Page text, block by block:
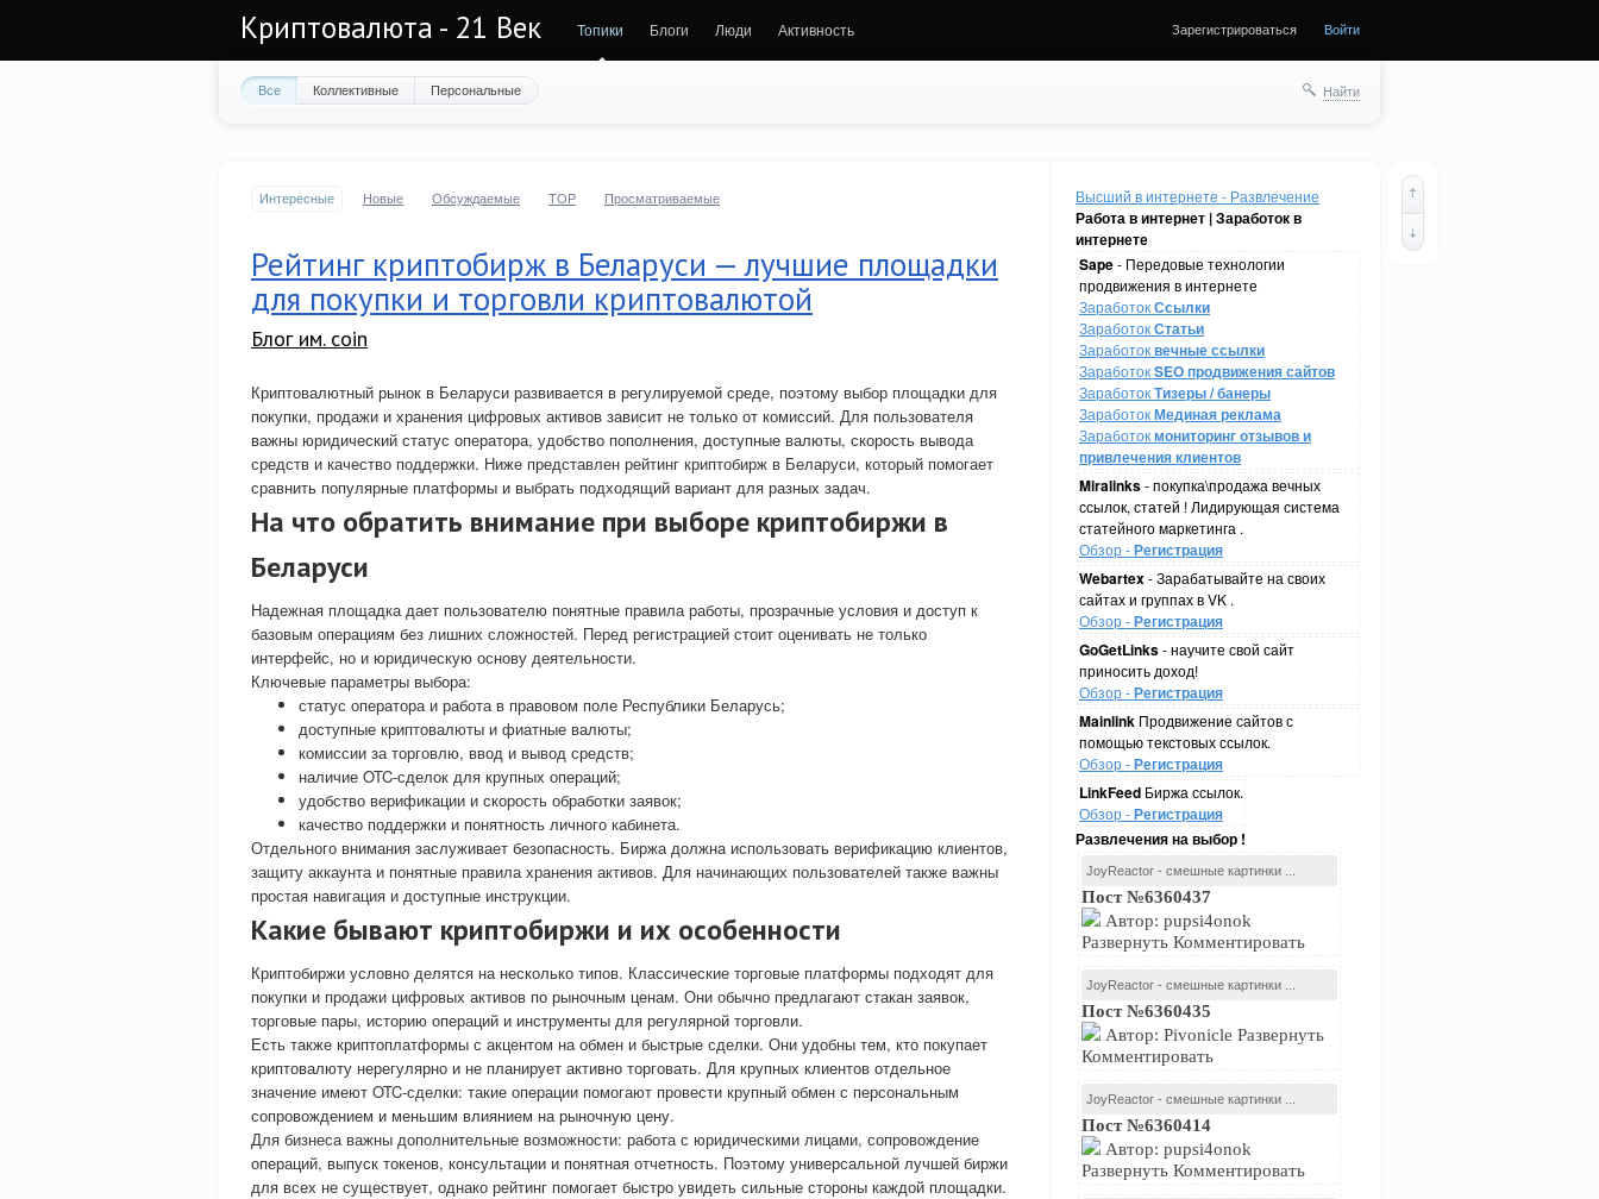
Криптовалюта - 21 Век Топики Блоги Люди Активность Зарегистрироваться Войти
Все Коллективные Персональные Найти
Высший в интернете - Развлечение
Работа в интернет | Заработок в
интернете
Sape- Передовые технологии
продвижения в интернете
ЗаработокСсылки
ЗаработокСтатьи
Заработоквечные ссылки
ЗаработокSEO продвижения сайтов
ЗаработокТизеры / банеры
ЗаработокМединая реклама
Заработокмониторинг отзывов и
привлечения клиентов
Miralinks- покупка\продажа вечных
ссылок, статей ! Лидирующая система
статейного маркетинга .
Обзор -Регистрация
Webartex- Зарабатывайте на своих
сайтах и группах в VK .
Обзор -Регистрация
GoGetLinks- научите свой сайт
приносить доход!
Обзор -Регистрация
Mainlink Продвижение сайтов с
помощью текстовых ссылок.
Обзор -Регистрация
LinkFeed Биржа ссылок.
Обзор -Регистрация
Развлечения на выбор !
JoyReactor - смешные картинки ...
Пост №6360437
Автор: pupsi4onok
Развернуть Комментировать
JoyReactor - смешные картинки ...
Пост №6360435
Автор: Pivonicle Развернуть
Комментировать
JoyReactor - смешные картинки ...
Пост №6360414
Автор: pupsi4onok
Развернуть Комментировать
Интересные Новые Обсуждаемые TOP Просматриваемые
Рейтинг криптобирж в Беларуси — лучшие площадки
для покупки и торговли криптовалютой
Блог им. coin
Криптовалютный рынок в Беларуси развивается в регулируемой среде, поэтому выбор площадки для
покупки, продажи и хранения цифровых активов зависит не только от комиссий. Для пользователя
важны юридический статус оператора, удобство пополнения, доступные валюты, скорость вывода
средств и качество поддержки. Ниже представлен рейтинг криптобирж в Беларуси, который помогает
сравнить популярные платформы и выбрать подходящий вариант для разных задач.
На что обратить внимание при выборе криптобиржи в
Беларуси
Надежная площадка дает пользователю понятные правила работы, прозрачные условия и доступ к
базовым операциям без лишних сложностей. Перед регистрацией стоит оценивать не только
интерфейс, но и юридическую основу деятельности.
Ключевые параметры выбора:
статус оператора и работа в правовом поле Республики Беларусь;
доступные криптовалюты и фиатные валюты;
комиссии за торговлю, ввод и вывод средств;
наличие OTC-сделок для крупных операций;
удобство верификации и скорость обработки заявок;
качество поддержки и понятность личного кабинета.
Отдельного внимания заслуживает безопасность. Биржа должна использовать верификацию клиентов,
защиту аккаунта и понятные правила хранения активов. Для начинающих пользователей также важны
простая навигация и доступные инструкции.
Какие бывают криптобиржи и их особенности
Криптобиржи условно делятся на несколько типов. Классические торговые платформы подходят для
покупки и продажи цифровых активов по рыночным ценам. Они обычно предлагают стакан заявок,
торговые пары, историю операций и инструменты для регулярной торговли.
Есть также криптоплатформы с акцентом на обмен и быстрые сделки. Они удобны тем, кто покупает
криптовалюту нерегулярно и не планирует активно торговать. Для крупных клиентов отдельное
значение имеют OTC-сделки: такие операции помогают провести крупный обмен с персональным
сопровождением и меньшим влиянием на рыночную цену.
Для бизнеса важны дополнительные возможности: работа с юридическими лицами, сопровождение
операций, выпуск токенов, консультации и понятная отчетность. Поэтому универсальной лучшей биржи
для всех не существует, однако рейтинг помогает быстро увидеть сильные стороны каждой площадки.